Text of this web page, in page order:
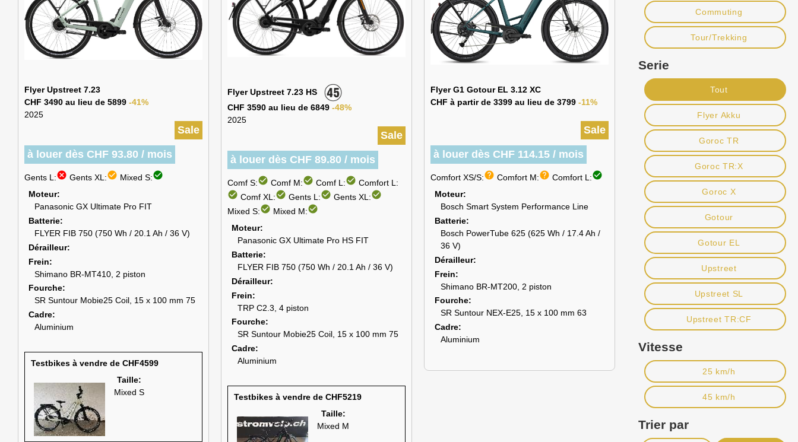
Flyer Upstreet 7.23
CHF 3490 au lieu de 5899 -41%
2025
Sale
à louer dès CHF 93.80 / mois
Gents L:cancel Gents XL:check_circle Mixed S:check_circle
Moteur
Panasonic GX Ultimate Pro FIT
Batterie
FLYER FIB 750 (750 Wh / 20.1 Ah / 36 V)
Dérailleur
Frein
Shimano BR-MT410, 2 piston
Fourche
SR Suntour Mobie25 Coil, 15 x 100 mm 75
Cadre
Aluminium
Testbikes à vendre de CHF4599
Taille:
Mixed S
Flyer Upstreet 7.23 HS
CHF 3590 au lieu de 6849 -48%
2025
Sale
à louer dès CHF 89.80 / mois
Comf S:check_circle Comf M:check_circle Comf L:check_circle Comfort L:
check_circle Comf XL:check_circle Gents L:check_circle Gents XL:check_circle
Mixed S:check_circle Mixed M:check_circle
Moteur
Panasonic GX Ultimate Pro HS FIT
Batterie
FLYER FIB 750 (750 Wh / 20.1 Ah / 36 V)
Dérailleur
Frein
TRP C2.3, 4 piston
Fourche
SR Suntour Mobie25 Coil, 15 x 100 mm 75
Cadre
Aluminium
Testbikes à vendre de CHF5219
Taille:
Mixed M
Flyer G1 Gotour EL 3.12 XC
CHF à partir de 3399 au lieu de 3799 -11%
Sale
à louer dès CHF 114.15 / mois
Comfort XS/S:help Comfort M:help Comfort L:check_circle
Moteur
Bosch Smart System Performance Line
Batterie
Bosch PowerTube 625 (625 Wh / 17.4 Ah /
36 V)
Dérailleur
Frein
Shimano BR-MT200, 2 piston
Fourche
SR Suntour NEX-E25, 15 x 100 mm 63
Cadre
Aluminium
Commuting
Tour/Trekking
Serie
Tout
Flyer Akku
Goroc TR
Goroc TR:X
Goroc X
Gotour
Gotour EL
Upstreet
Upstreet SL
Upstreet TR:CF
Vitesse
25 km/h
45 km/h
Trier par